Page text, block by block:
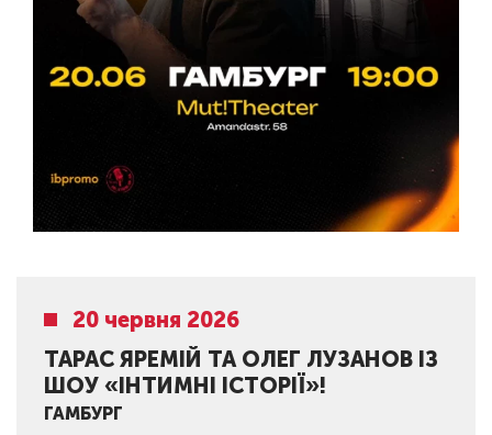
20 червня 2026
ТАРАС ЯРЕМІЙ ТА ОЛЕГ ЛУЗАНОВ ІЗ
ШОУ «ІНТИМНІ ІСТОРІЇ»!
ГАМБУРГ